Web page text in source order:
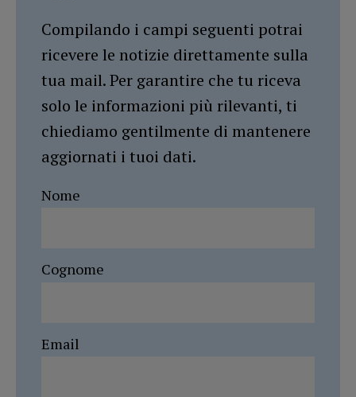
Compilando i campi seguenti potrai
ricevere le notizie direttamente sulla
tua mail. Per garantire che tu riceva
solo le informazioni più rilevanti, ti
chiediamo gentilmente di mantenere
aggiornati i tuoi dati.
Nome
Cognome
Email